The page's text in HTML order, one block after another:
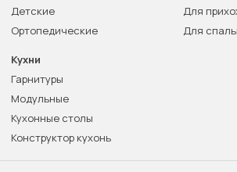
Детские
Ортопедические
Для
Для
Кухни
Гарнитуры
Модульные
Кухонные столы
Конструктор кухонь